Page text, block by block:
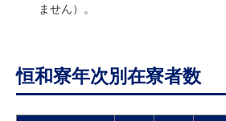
ません）。
恒和寮年次別在寮者数